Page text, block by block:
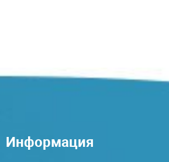
Информация